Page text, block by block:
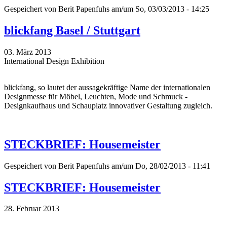
Gespeichert von Berit Papenfuhs am/um So, 03/03/2013 - 14:25
blickfang Basel / Stuttgart
03. März 2013
International Design Exhibition
blickfang, so lautet der aussagekräftige Name der internationalen
Designmesse für Möbel, Leuchten, Mode und Schmuck -
Designkaufhaus und Schauplatz innovativer Gestaltung zugleich.
STECKBRIEF: Housemeister
Gespeichert von Berit Papenfuhs am/um Do, 28/02/2013 - 11:41
STECKBRIEF: Housemeister
28. Februar 2013